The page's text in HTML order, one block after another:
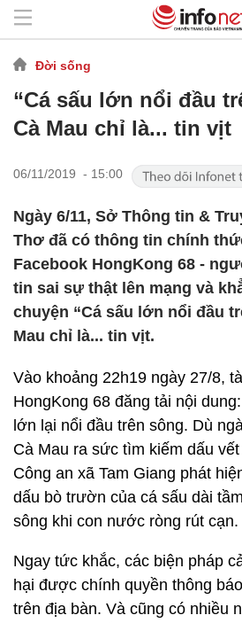
Đời sống
“Cá sấu lớn nổi đầu
Cà Mau chỉ là... tin vịt
06/11/2019 - 15:00
Ngày 6/11, Sở Thông tin &
Thơ đã có thông tin chính
Facebook HongKong 68 -
tin sai sự thật lên mạng và
chuyện “Cá sấu lớn nổi đầu
Mau chỉ là... tin vịt.
Vào khoảng 22h19 ngày 27/8,
HongKong 68 đăng tải nội
lớn lại nổi đầu trên sông. Dù
Cà Mau ra sức tìm kiếm dấu
Công an xã Tam Giang phát
dấu bò trườn của cá sấu dài
sông khi con nước ròng rút cạn.
Ngay tức khắc, các biện pháp
hại được chính quyền thông
trên địa bàn. Và cũng có nhiều